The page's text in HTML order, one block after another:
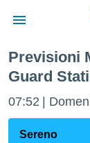
di
Previsioni
Guard
07:52
Sereno